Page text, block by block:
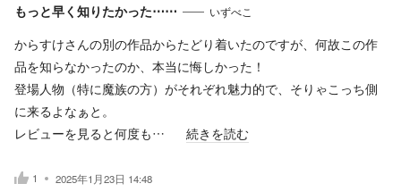
もっと早く知りたかった⋯⋯
いずべこ
からすけさんの別の作品からたどり着いたのですが、何故この作
品を知らなかったのか、本当に悔しかった！
登場人物（特に魔族の方）がそれぞれ魅力的で、そりゃこっち側
に来るよなぁと。
レビューを見ると何度も…
続きを読む
1 2025年1月23日 14:48